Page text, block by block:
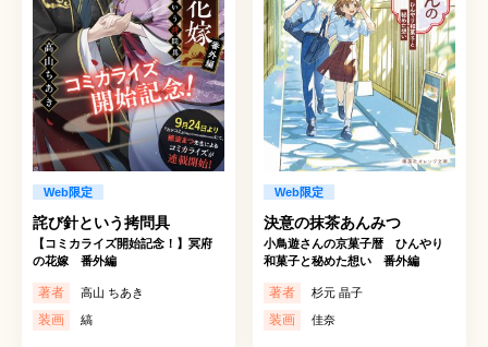
Web限定
詫び針という拷問具
【コミカライズ開始記念！】冥府
の花嫁 番外編
著者 高山 ちあき
装画 縞
Web限定
決意の抹茶あんみつ
小鳥遊さんの京菓子暦 ひんやり
和菓子と秘めた想い 番外編
著者 杉元 晶子
装画 佳奈